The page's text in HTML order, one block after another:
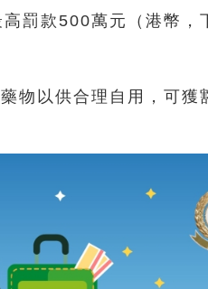
罰款500萬元（港幣，
物以供合理自用，可獲